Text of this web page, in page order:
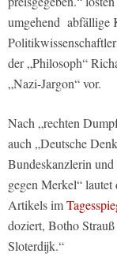
umgehend abfällige
der „Philosoph“
„Nazi-Jargon“ vor.
Nach „rechten
auch „Deutsche
Bundeskanzlerin
gegen Merkel“
Artikels im
doziert, Botho
Sloterdijk.“